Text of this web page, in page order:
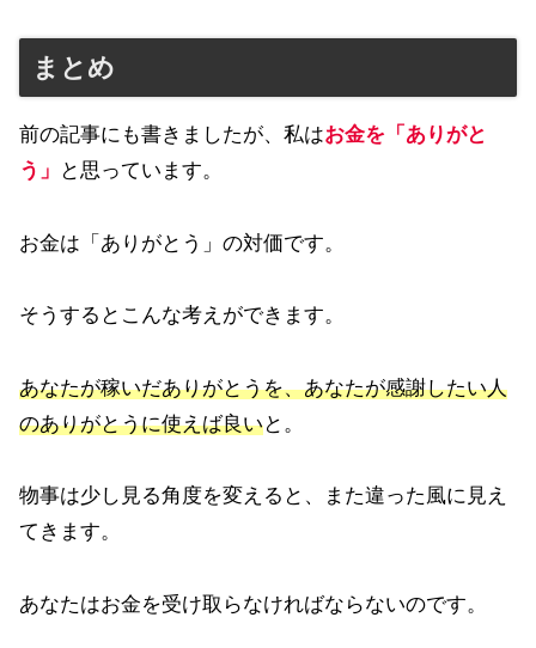
まとめ
前の記事にも書きましたが、私はお金を「ありがと
う」
と思っています。
お金は「ありがとう」の対価です。
そうするとこんな考えができます。
あなたが稼いだありがとうを、あなたが感謝したい人
のありがとうに使えば良いと。
物事は少し見る角度を変えると、また違った風に見え
てきます。
あなたはお金を受け取らなければならないのです。